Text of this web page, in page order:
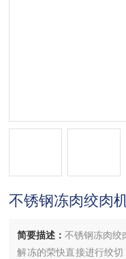
不锈钢冻肉绞肉
简要描述：不锈钢冻肉绞
解冻的荣快直接进行绞